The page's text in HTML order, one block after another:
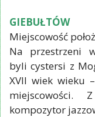
GIEBUŁTÓW
Miejscowość
Na przestrzeni
byli cystersi z
XVII wiek wieku
miejscowości.
kompozytor